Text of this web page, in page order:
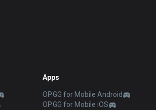
Apps
OP.GG for Mobile Android
OP.GG for Mobile iOS